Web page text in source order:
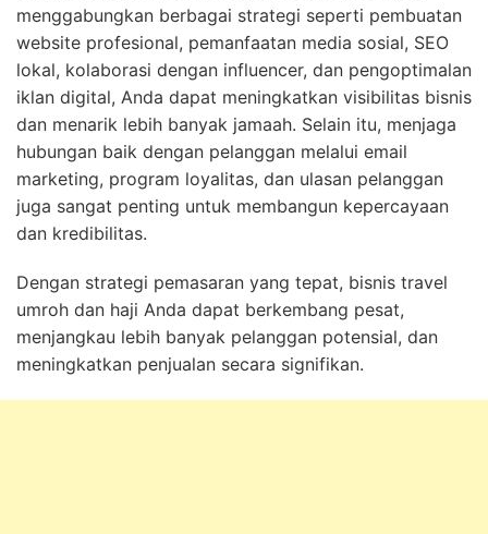
menggabungkan berbagai strategi seperti pembuatan
website profesional, pemanfaatan media sosial, SEO
lokal, kolaborasi dengan influencer, dan pengoptimalan
iklan digital, Anda dapat meningkatkan visibilitas bisnis
dan menarik lebih banyak jamaah. Selain itu, menjaga
hubungan baik dengan pelanggan melalui email
marketing, program loyalitas, dan ulasan pelanggan
juga sangat penting untuk membangun kepercayaan
dan kredibilitas.
Dengan strategi pemasaran yang tepat, bisnis travel
umroh dan haji Anda dapat berkembang pesat,
menjangkau lebih banyak pelanggan potensial, dan
meningkatkan penjualan secara signifikan.